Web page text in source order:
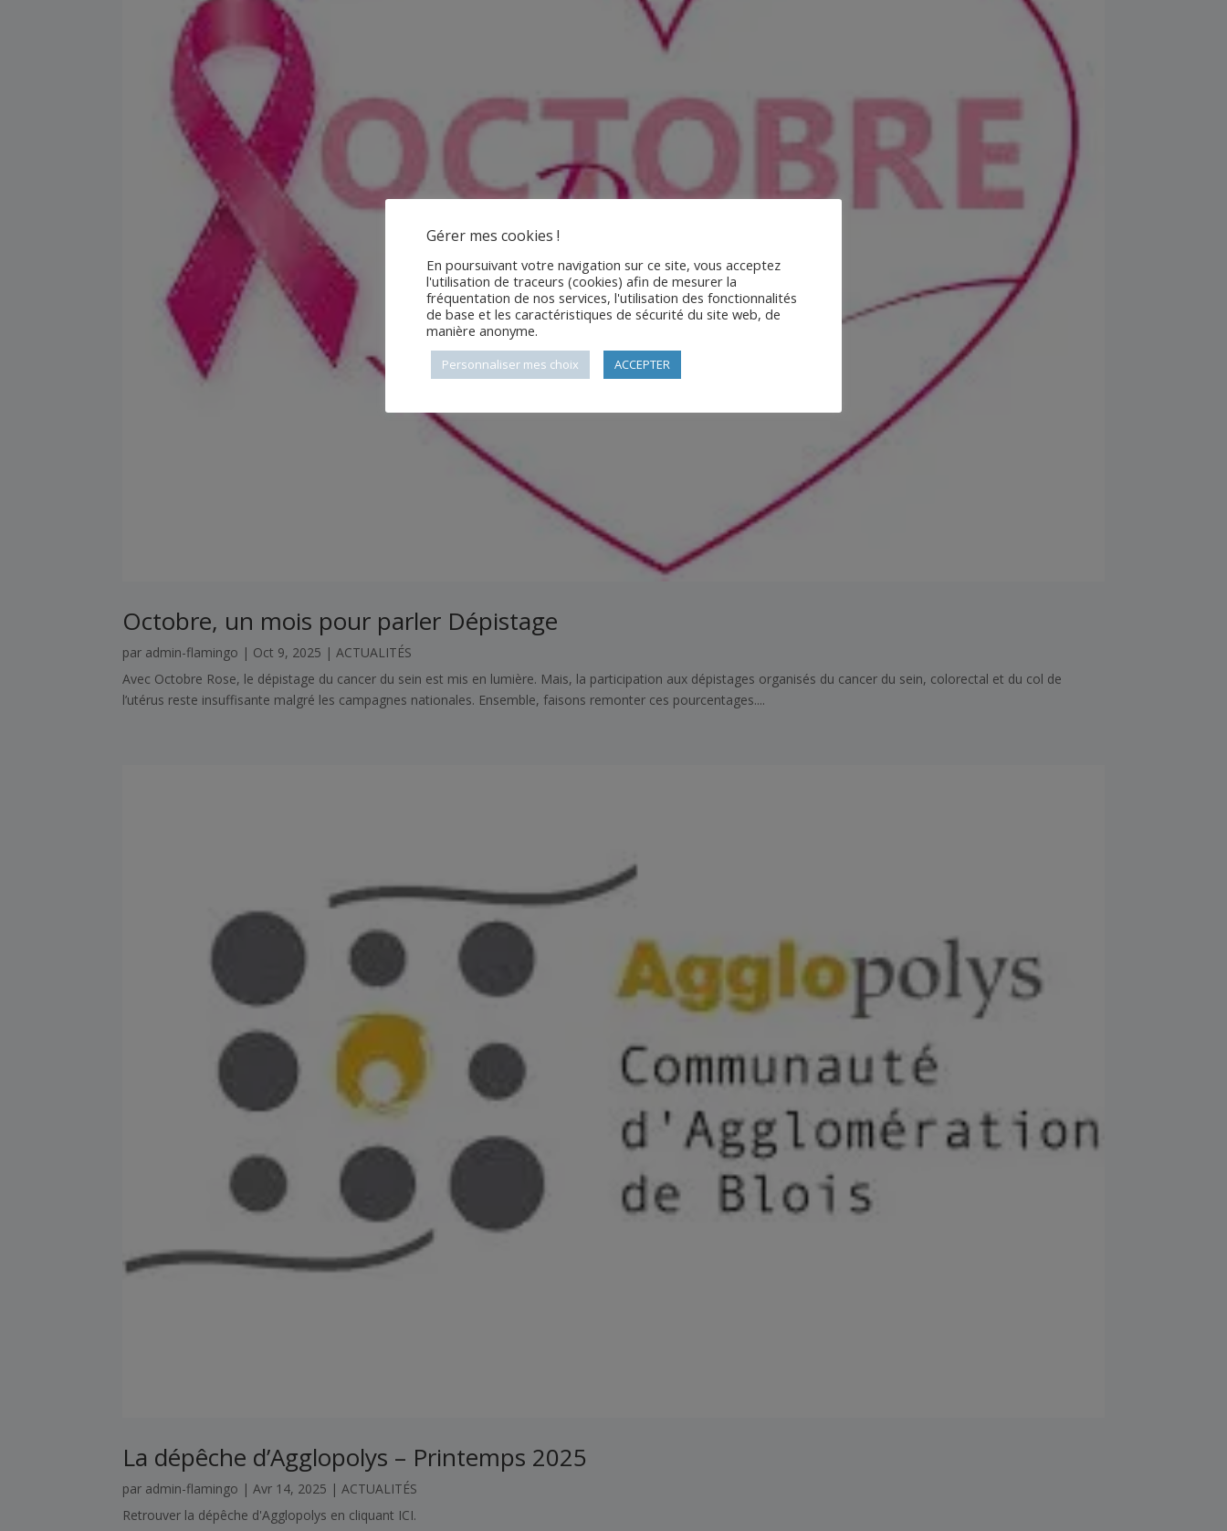
Octobre, un mois pour parler Dépistage
par admin-flamingo | Oct 9, 2025 |ACTUALITÉS
Avec Octobre Rose, le dépistage du cancer du sein est mis en lumière. Mais, la participation aux dépistages organisés du cancer du sein, colorectal et du col de
l’utérus reste insuffisante malgré les campagnes nationales. Ensemble, faisons remonter ces pourcentages....
La dépêche d’Agglopolys – Printemps 2025
par admin-flamingo |Avr 14, 2025 |ACTUALITÉS
Retrouver la dépêche d'Agglopolys en cliquant ICI.
Gérer mes cookies !
En poursuivant votre navigation sur ce site, vous acceptez
l'utilisation de traceurs (cookies) afin de mesurer la
fréquentation de nos services, l'utilisation des fonctionnalités
de base et les caractéristiques de sécurité du site web, de
manière anonyme.
Personnaliser mes choix ACCEPTER